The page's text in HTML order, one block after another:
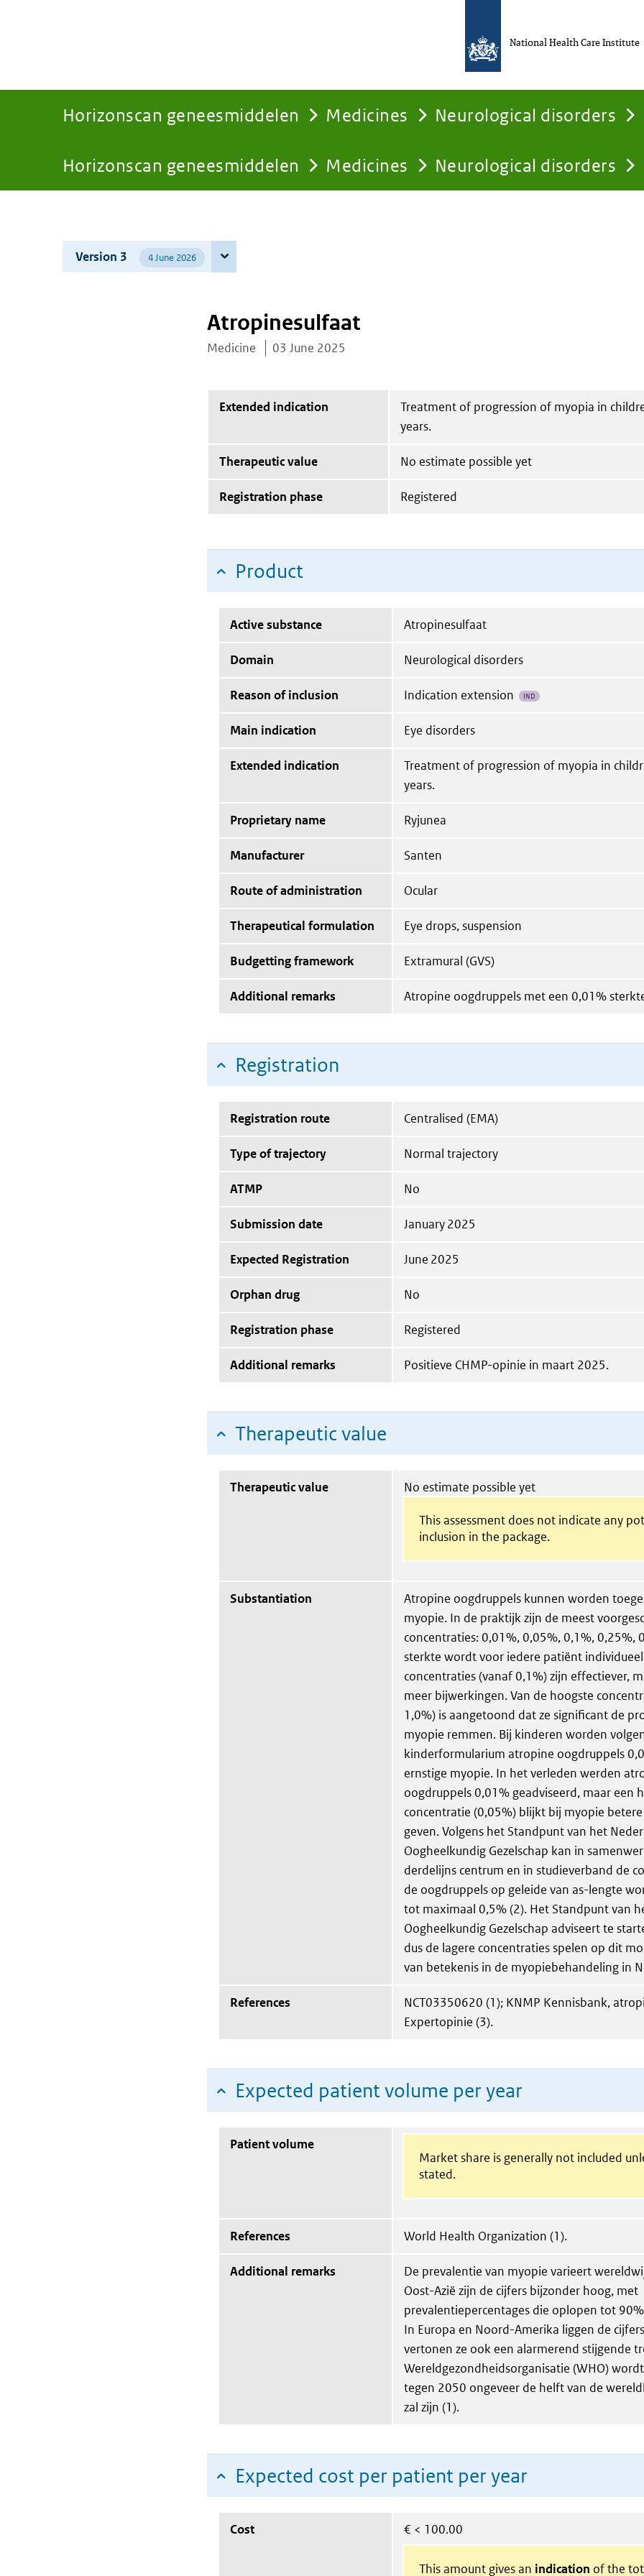
Horizonscan geneesmiddelen Medicines Neurological disorders
You
here:
Horizonscan geneesmiddelen Medicines Neurological disorders
National Health Care Institute
Version 3 4 June 2026
Atropinesulfaat
Medicine 03 June 2025
Extended indication
Treatment of progression of myopia in
years.
Therapeutic value No estimate possible yet
Registration phase Registered
Product
Active substance Atropinesulfaat
Domain Neurological disorders
Reason of inclusion Indication extension IND
Main indication Eye disorders
Extended indication
Treatment of progression of myopia in
years.
Proprietary name Ryjunea
Manufacturer Santen
Route of administration Ocular
Therapeutical formulation Eye drops, suspension
Budgetting framework Extramural (GVS)
Additional remarks Atropine oogdruppels met een 0,01%
Registration
Registration route Centralised (EMA)
Type of trajectory Normal trajectory
ATMP No
Submission date January 2025
Expected Registration June 2025
Orphan drug No
Registration phase Registered
Additional remarks Positieve CHMP-opinie in maart 2025.
Therapeutic value
Therapeutic value No estimate possible yet
This assessment does not indicate any
inclusion in the package.
Substantiation
Atropine oogdruppels kunnen worden
myopie. In de praktijk zijn de meest
concentraties: 0,01%, 0,05%, 0,1%, 0,25%,
sterkte wordt voor iedere patiënt
concentraties (vanaf 0,1%) zijn effectiever,
meer bijwerkingen. Van de hoogste
1,0%) is aangetoond dat ze significant de
myopie remmen. Bij kinderen worden
kinderformularium atropine oogdruppels
ernstige myopie. In het verleden werden
oogdruppels 0,01% geadviseerd, maar een
concentratie (0,05%) blijkt bij myopie
geven. Volgens het Standpunt van het
Oogheelkundig Gezelschap kan in
derdelijns centrum en in studieverband de
de oogdruppels op geleide van as-lengte
tot maximaal 0,5% (2). Het Standpunt van
Oogheelkundig Gezelschap adviseert te
dus de lagere concentraties spelen op dit
van betekenis in de myopiebehandeling in
References
NCT03350620 (1); KNMP Kennisbank,
Expertopinie (3).
Expected patient volume per year
Patient volume
Market share is generally not included
stated.
References World Health Organization (1).
Additional remarks
De prevalentie van myopie varieert
Oost-Azië zijn de cijfers bijzonder hoog, met
prevalentiepercentages die oplopen tot
In Europa en Noord-Amerika liggen de
vertonen ze ook een alarmerend stijgende
Wereldgezondheidsorganisatie (WHO)
tegen 2050 ongeveer de helft van de
zal zijn (1).
Expected cost per patient per year
Cost € < 100.00
This amount gives an indication of the